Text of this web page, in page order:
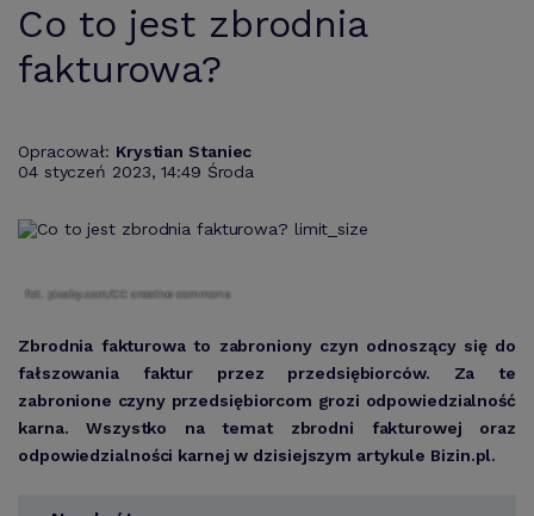
Co to jest zbrodnia
fakturowa?
Opracował: Krystian Staniec
04 styczeń 2023, 14:49 Środa
fot. pixaby.com/CC creative commons
Zbrodnia fakturowa to zabroniony czyn odnoszący się do
fałszowania faktur przez przedsiębiorców. Za te
zabronione czyny przedsiębiorcom grozi odpowiedzialność
karna. Wszystko na temat zbrodni fakturowej oraz
odpowiedzialności karnej w dzisiejszym artykule Bizin.pl.